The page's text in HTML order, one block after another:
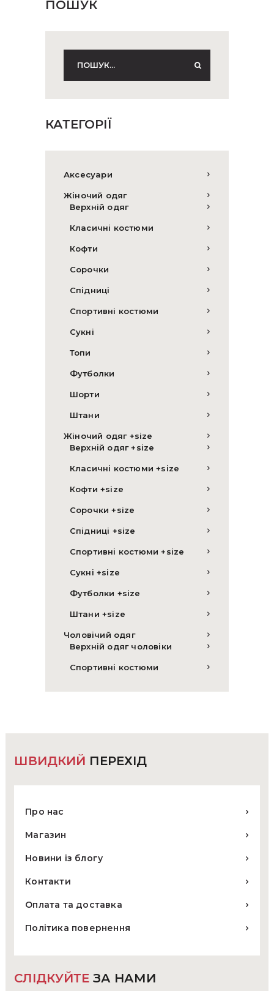
ПОШУК
КАТЕГОРІЇ
Аксесуари
Жіночий одяг
Верхній одяг
Класичні костюми
Кофти
Сорочки
Спідниці
Спортивні костюми
Сукні
Топи
Футболки
Шорти
Штани
Жіночий одяг +size
Верхній одяг +size
Класичні костюми +size
Кофти +size
Сорочки +size
Спідниці +size
Спортивні костюми +size
Сукні +size
Футболки +size
Штани +size
Чоловічий одяг
Верхній одяг чоловіки
Спортивні костюми
ШВИДКИЙ ПЕРЕХІД
Про нас
Магазин
Новини із блогу
Контакти
Оплата та доставка
Політика повернення
СЛІДКУЙТЕ ЗА НАМИ